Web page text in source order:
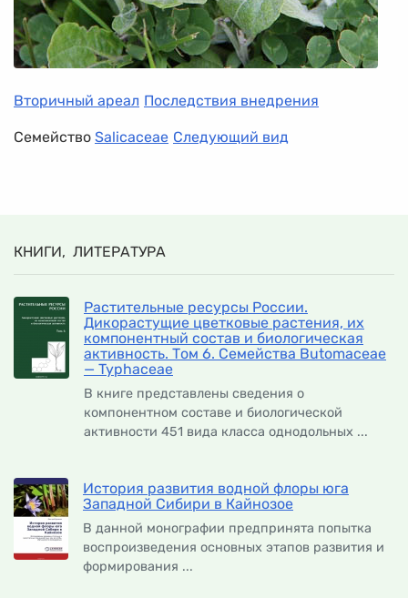
Вторичный ареал Последствия внедрения
Семейство Salicaceae Следующий вид
КНИГИ, ЛИТЕРАТУРА
Растительные ресурсы России.
Дикорастущие цветковые растения, их
компонентный состав и биологическая
активность. Том 6. Семейства Butomaceae
— Typhaceae
В книге представлены сведения о
компонентном составе и биологической
активности 451 вида класса однодольных ...
История развития водной флоры юга
Западной Сибири в Кайнозое
В данной монографии предпринята попытка
воспроизведения основных этапов развития и
формирования ...